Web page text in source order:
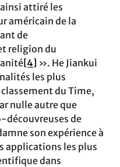
ainsi attiré les
américain de la
de
religion du
[4] ». He Jiankui
les plus
du Time,
nulle autre que
découvreuses de
son expérience à
applications les plus
dans